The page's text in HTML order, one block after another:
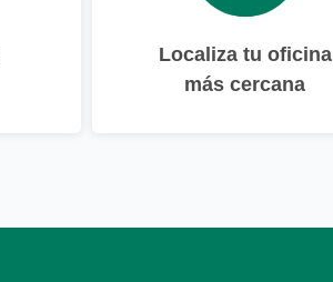
Localiza tu oficina
más cercana